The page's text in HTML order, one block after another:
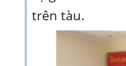
trên tàu.